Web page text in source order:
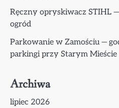
Ręczny opryskiwacz STIHL
ogród
Parkowanie w Zamościu —
parkingi przy Starym Mieście
Archiwa
lipiec 2026